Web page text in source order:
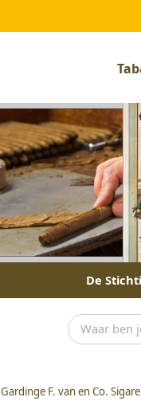
De
Gardinge F. van en Co.